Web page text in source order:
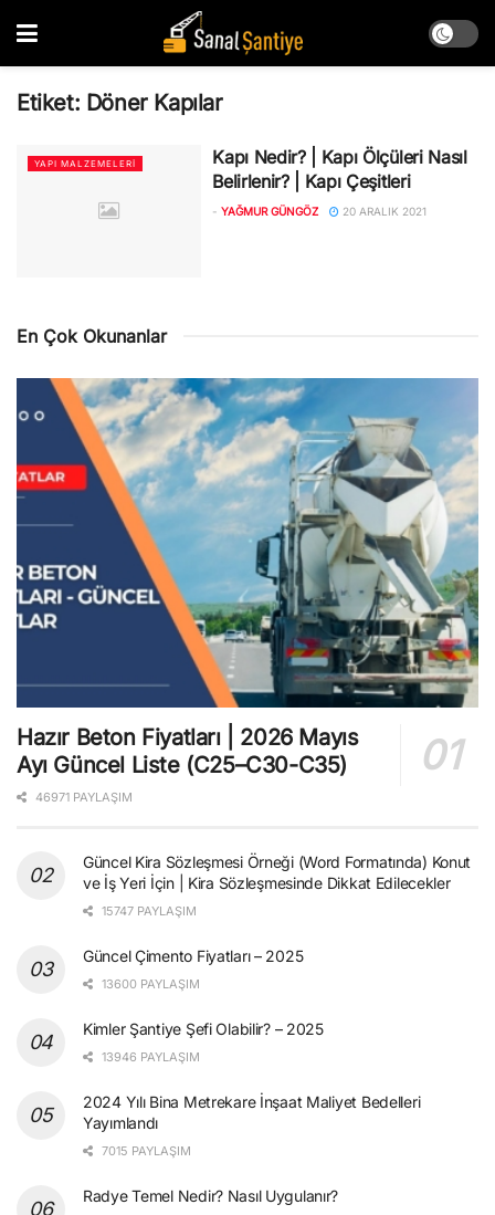
Etiket: Döner Kapılar
YAPI MALZEMELERI
Kapı Nedir? | Kapı Ölçüleri Nasıl
Belirlenir? | Kapı Çeşitleri
- YAĞMUR GÜNGÖZ 20 ARALIK 2021
En Çok Okunanlar
Hazır Beton Fiyatları | 2026 Mayıs
Ayı Güncel Liste (C25–C30-C35)
46971 PAYLAŞIM
Güncel Kira Sözleşmesi Örneği (Word Formatında) Konut
ve İş Yeri İçin | Kira Sözleşmesinde Dikkat Edilecekler
15747 PAYLAŞIM
Güncel Çimento Fiyatları – 2025
13600 PAYLAŞIM
Kimler Şantiye Şefi Olabilir? – 2025
13946 PAYLAŞIM
2024 Yılı Bina Metrekare İnşaat Maliyet Bedelleri
Yayımlandı
7015 PAYLAŞIM
Radye Temel Nedir? Nasıl Uygulanır?